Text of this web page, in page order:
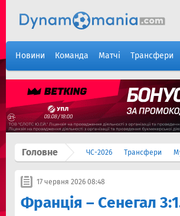
Новини Команда Матчі Трансфери
Головне ЧС-2026 Трансфери
17 червня 2026 08:48
Франція – Сенегал